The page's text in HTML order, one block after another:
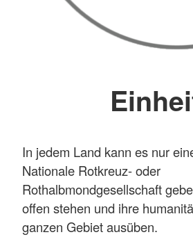
In jedem Land kann es nur
Nationale Rotkreuz- oder
Rothalbmondgesellschaft
offen stehen und ihre
ganzen Gebiet ausüben.